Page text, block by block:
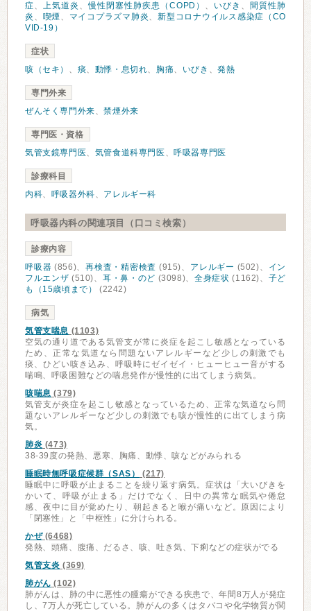
症、上気道炎 、慢性閉塞性肺疾患（COPD） 、 いびき 、 間質性肺
炎 、 喫煙 、 マイコプラズマ肺炎、新型コロナウイルス感染症（CO
VID-19）
症状
咳（セキ） 、 痰、 動悸・息切れ、 胸痛、 いびき 、発熱
専門外来
ぜんそく専門外来、禁煙外来
専門医・資格
気管支鏡専門医、 気管食道科専門医 、呼吸器専門医
診療科目
内科、 呼吸器外科、 アレルギー科
呼吸器内科の関連項目（口コミ検索）
診療内容
呼吸器 (856)、再検査・精密検査 (915)、 アレルギー (502)、 イン
フルエンザ (510)、 耳・鼻・のど (3098)、 全身症状 (1162)、 子ど
も（15歳頃まで）
(2242)
病気
気管支喘息 (1103)
空気の通り道である気管支が常に炎症を起こし敏感となっている
ため、正常な気道なら問題ないアレルギーなど少しの刺激でも
痰、ひどい咳き込み、呼吸時にゼイゼイ・ヒューヒュー音がする
喘鳴、呼吸困難などの喘息発作が慢性的に出てしまう病気。
咳喘息 (379)
気管支が炎症を起こし敏感となっているため、正常な気道なら問
題ないアレルギーなど少しの刺激でも咳が慢性的に出てしまう病
気。
肺炎 (473)
38-39度の発熱、悪寒、胸痛、動悸、咳などがみられる
睡眠時無呼吸症候群（SAS）
(217)
睡眠中に呼吸が止まることを繰り返す病気。症状は「大いびきを
かいて、呼吸が止まる」だけでなく、日中の異常な眠気や倦怠
感、夜中に目が覚めたり、朝起きると喉が痛いなど。原因により
「閉塞性」と「中枢性」に分けられる。
かぜ(6468)
発熱、頭痛、腹痛、だるさ、咳、吐き気、下痢などの症状がでる
気管支炎 (369)
肺がん (102)
肺がんは、肺の中に悪性の腫瘍ができる疾患で、年間8万人が発症
し、7万人が死亡している。肺がんの多くはタバコや化学物質が関